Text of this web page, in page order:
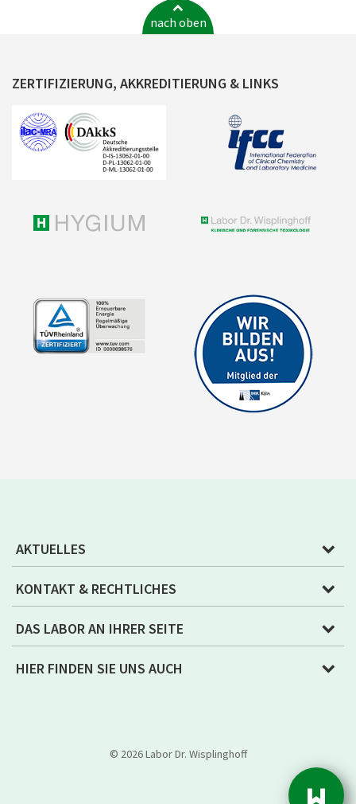
nach oben
ZERTIFIZIERUNG, AKKREDITIERUNG & LINKS
AKTUELLES
KONTAKT & RECHTLICHES
DAS LABOR AN IHRER SEITE
HIER FINDEN SIE UNS AUCH
© 2026 Labor Dr. Wisplinghoff